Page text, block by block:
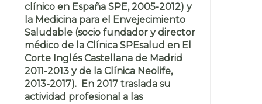
clínico en España SPE, 2005-2012) y
la Medicina para el Envejecimiento
Saludable (socio fundador y director
médico de la Clínica SPEsalud en El
Corte Inglés Castellana de Madrid
2011-2013 y de la Clínica Neolife,
2013-2017). En 2017 traslada su
actividad profesional a las